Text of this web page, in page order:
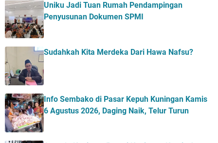
Uniku Jadi Tuan Rumah Pendampingan
Penyusunan Dokumen SPMI
Sudahkah Kita Merdeka Dari Hawa Nafsu?
Info Sembako di Pasar Kepuh Kuningan Kamis
6 Agustus 2026, Daging Naik, Telur Turun